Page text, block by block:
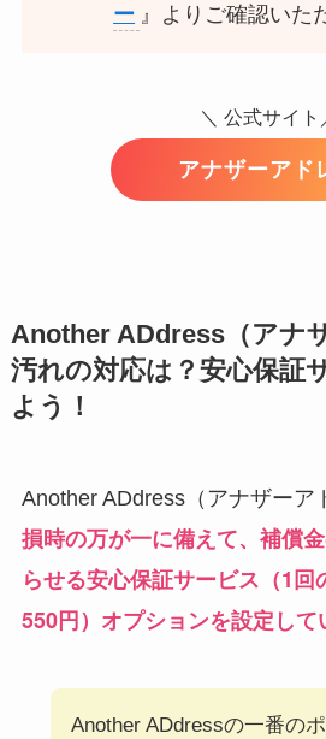
ー 』よりご確認いた
＼ 公式サイト
アナザーアド
Another ADdress（アナ
汚れの対応は？安心保証
よう！
Another ADdress（アナザーア
損時の万が一に備えて、補償
らせる安心保証サービス（1
550円）オプションを設定して
Another ADdressの一番の